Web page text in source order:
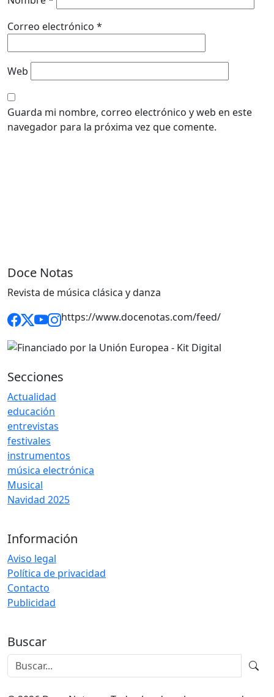
Correo electrónico *
Web
Guarda mi nombre, correo electrónico y web en este
navegador para la próxima vez que comente.
Doce Notas
Revista de música clásica y danza
https://www.docenotas.com/feed/
Secciones
Actualidad
educación
entrevistas
festivales
instrumentos
música electrónica
Musical
Navidad 2025
Información
Aviso legal
Política de privacidad
Contacto
Publicidad
Buscar